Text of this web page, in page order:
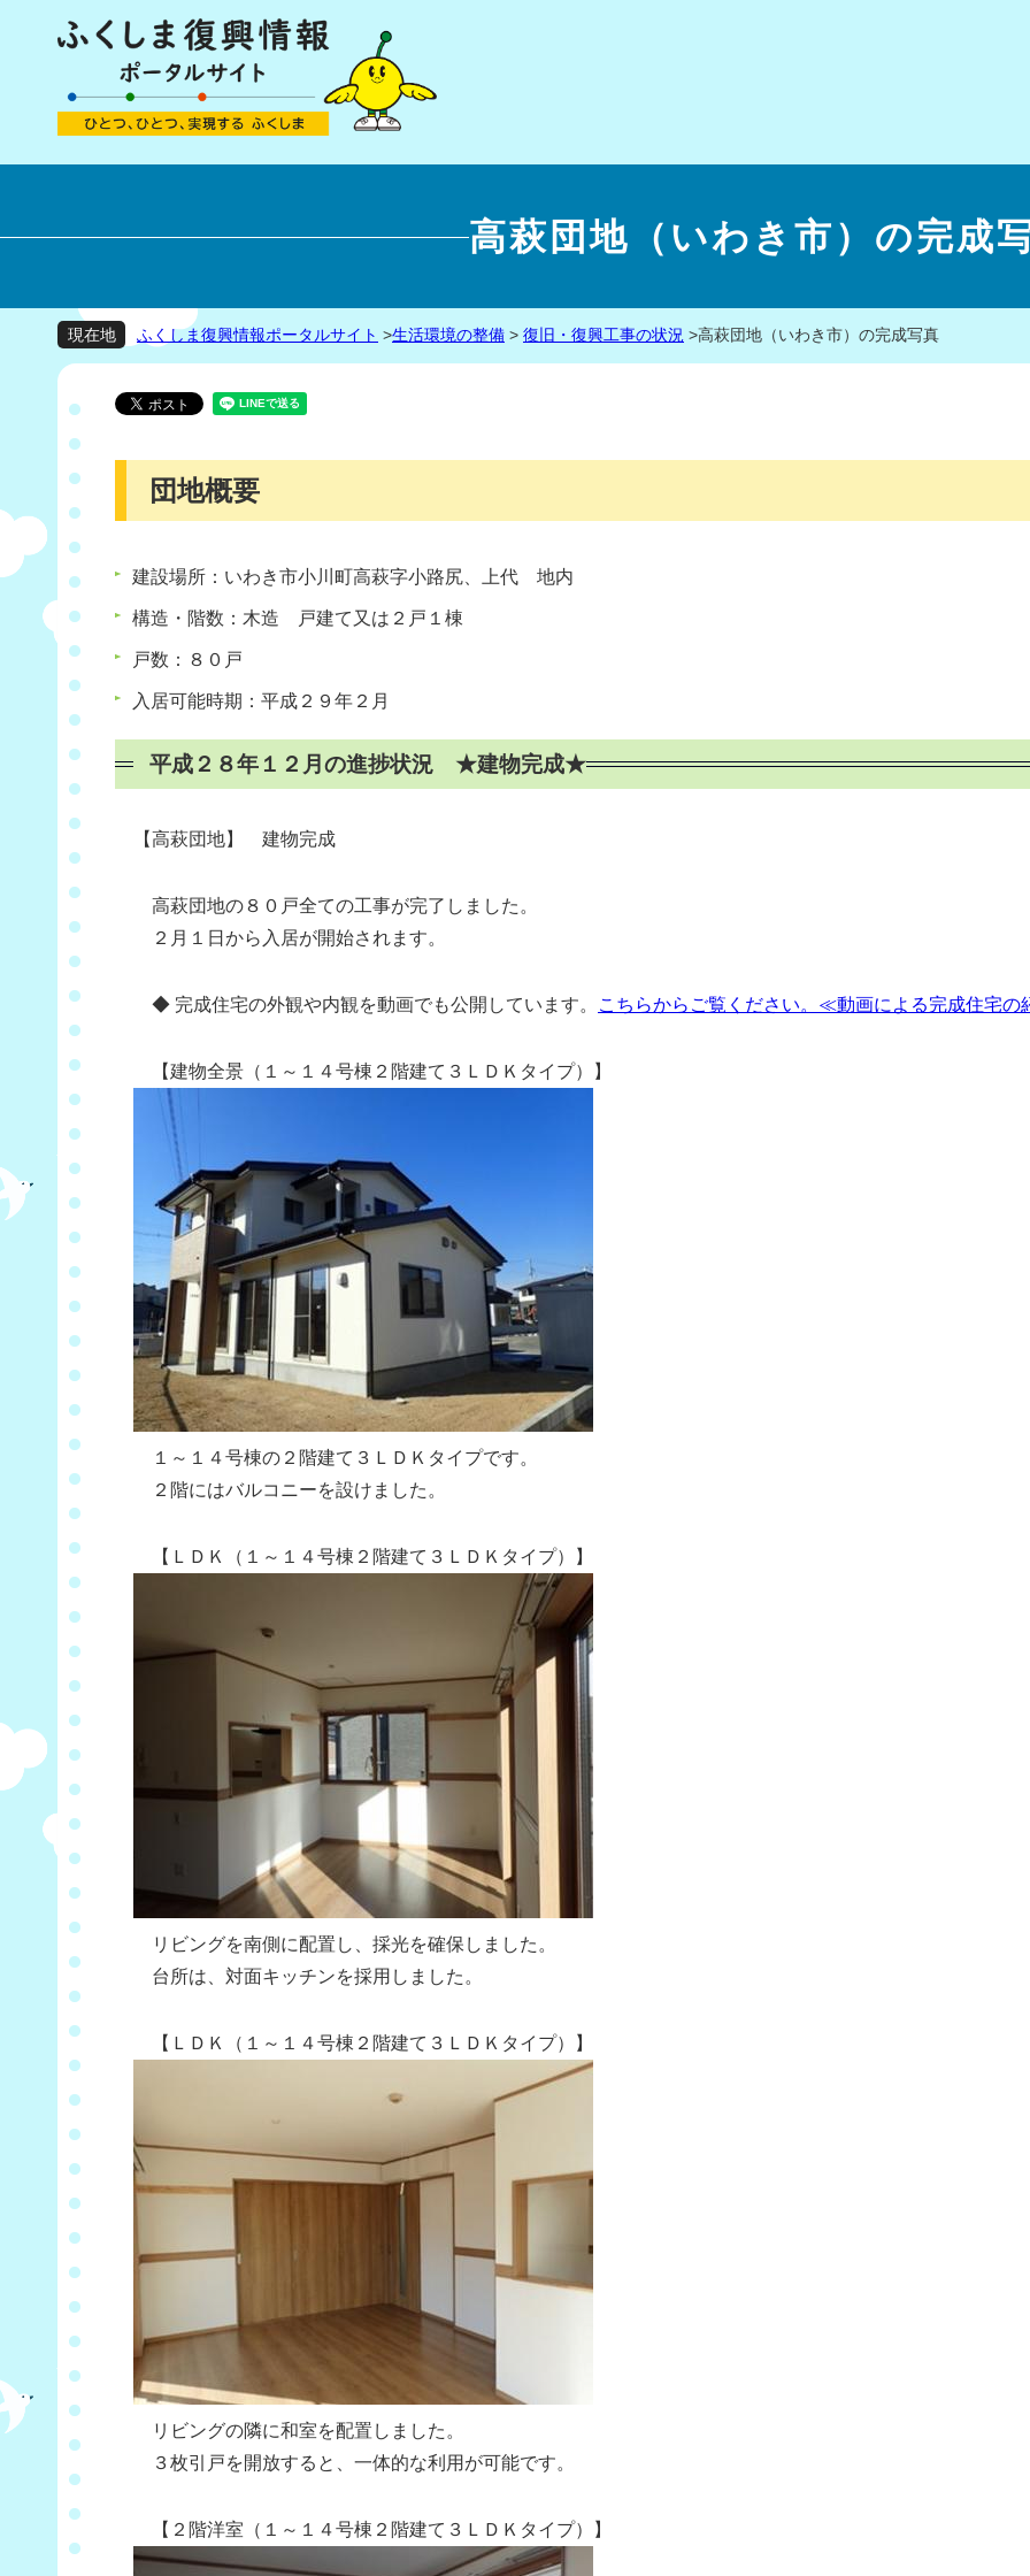
高萩団地（いわき市）の完成
現在地 ふくしま復興情報ポータルサイト >生活環境の整備 > 復旧・復興工事の状況 >高萩団地（いわき市）の完成写真
団地概要
建設場所：いわき市小川町高萩字小路尻、上代 地内
構造・階数：木造 戸建て又は２戸１棟
戸数：８０戸
入居可能時期：平成２９年２月
平成２８年１２月の進捗状況 ★建物完成★
【高萩団地】 建物完成
高萩団地の８０戸全ての工事が完了しました。
２月１日から入居が開始されます。
◆ 完成住宅の外観や内観を動画でも公開しています。 こちらからご覧ください。≪動画による完成住宅
【建物全景（１～１４号棟２階建て３ＬＤＫタイプ）】
１～１４号棟の２階建て３ＬＤＫタイプです。
２階にはバルコニーを設けました。
【ＬＤＫ（１～１４号棟２階建て３ＬＤＫタイプ）】
リビングを南側に配置し、採光を確保しました。
台所は、対面キッチンを採用しました。
【ＬＤＫ（１～１４号棟２階建て３ＬＤＫタイプ）】
リビングの隣に和室を配置しました。
３枚引戸を開放すると、一体的な利用が可能です。
【２階洋室（１～１４号棟２階建て３ＬＤＫタイプ）】